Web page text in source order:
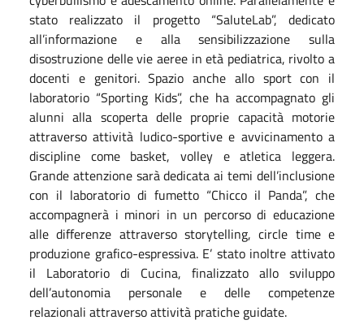
stato realizzato il progetto “SaluteLab”, dedicato
all’informazione e alla sensibilizzazione sulla
disostruzione delle vie aeree in età pediatrica, rivolto a
docenti e genitori. Spazio anche allo sport con il
laboratorio “Sporting Kids”, che ha accompagnato gli
alunni alla scoperta delle proprie capacità motorie
attraverso attività ludico-sportive e avvicinamento a
discipline come basket, volley e atletica leggera.
Grande attenzione sarà dedicata ai temi dell’inclusione
con il laboratorio di fumetto “Chicco il Panda”, che
accompagnerà i minori in un percorso di educazione
alle differenze attraverso storytelling, circle time e
produzione grafico-espressiva. E’ stato inoltre attivato
il Laboratorio di Cucina, finalizzato allo sviluppo
dell’autonomia personale e delle competenze
relazionali attraverso attività pratiche guidate.